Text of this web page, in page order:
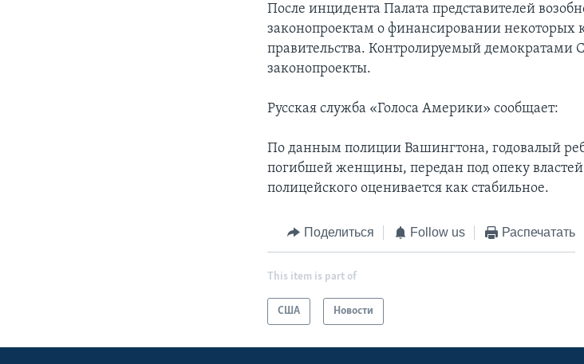
После инцидента Палата представителей
законопроектам о финансировании некоторых
правительства. Контролируемый демократами
законопроекты.
Русская служба «Голоса Америки» сообщает:
По данным полиции Вашингтона, годовалый
погибшей женщины, передан под опеку
полицейского оценивается как стабильное.
Поделиться Follow us Распечатать
This item is part of
США Новости